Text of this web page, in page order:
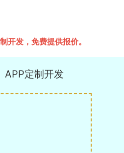
开发，免费提供报价。
APP定制开发